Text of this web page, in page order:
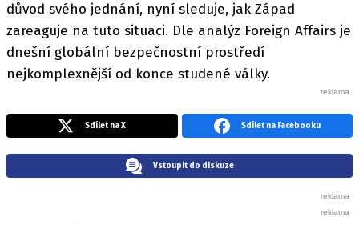
důvod svého jednání, nyní sleduje, jak Západ
zareaguje na tuto situaci. Dle analýz Foreign Affairs je
dnešní globální bezpečnostní prostředí
nejkomplexnější od konce studené války.
Sdílet na X Sdílet na Facebooku
Vstoupit do diskuze